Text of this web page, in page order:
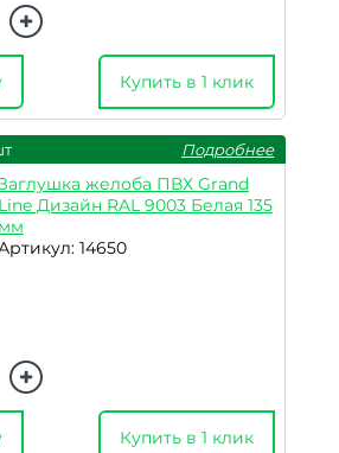
Купить в 1 клик
Подробнее
желоба ПВХ Grand
Line Дизайн RAL 9003 Белая 135
мм
14650
Купить в 1 клик